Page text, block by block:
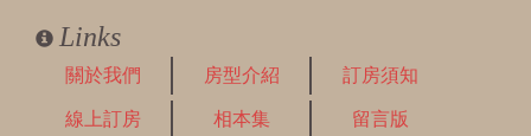
Links
關於我們 房型介紹 訂房須知
線上訂房 相本集 留言版